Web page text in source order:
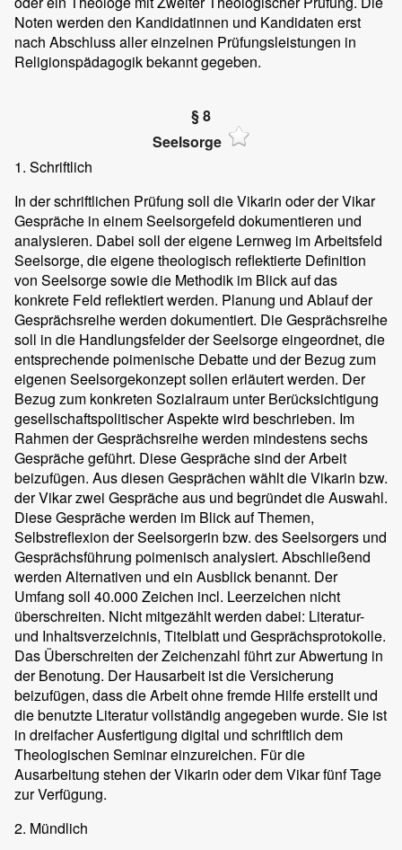
Noten werden den Kandidatinnen und Kandidaten erst
nach Abschluss aller einzelnen Prüfungsleistungen in
Religionspädagogik bekannt gegeben.
§ 8
Seelsorge
1. Schriftlich
In der schriftlichen Prüfung soll die Vikarin oder der Vikar
Gespräche in einem Seelsorgefeld dokumentieren und
analysieren. Dabei soll der eigene Lernweg im Arbeitsfeld
Seelsorge, die eigene theologisch reflektierte Definition
von Seelsorge sowie die Methodik im Blick auf das
konkrete Feld reflektiert werden. Planung und Ablauf der
Gesprächsreihe werden dokumentiert. Die Gesprächsreihe
soll in die Handlungsfelder der Seelsorge eingeordnet, die
entsprechende poimenische Debatte und der Bezug zum
eigenen Seelsorgekonzept sollen erläutert werden. Der
Bezug zum konkreten Sozialraum unter Berücksichtigung
gesellschaftspolitischer Aspekte wird beschrieben. Im
Rahmen der Gesprächsreihe werden mindestens sechs
Gespräche geführt. Diese Gespräche sind der Arbeit
beizufügen. Aus diesen Gesprächen wählt die Vikarin bzw.
der Vikar zwei Gespräche aus und begründet die Auswahl.
Diese Gespräche werden im Blick auf Themen,
Selbstreflexion der Seelsorgerin bzw. des Seelsorgers und
Gesprächsführung poimenisch analysiert. Abschließend
werden Alternativen und ein Ausblick benannt. Der
Umfang soll 40.000 Zeichen incl. Leerzeichen nicht
überschreiten. Nicht mitgezählt werden dabei: Literatur-
und Inhaltsverzeichnis, Titelblatt und Gesprächsprotokolle.
Das Überschreiten der Zeichenzahl führt zur Abwertung in
der Benotung. Der Hausarbeit ist die Versicherung
beizufügen, dass die Arbeit ohne fremde Hilfe erstellt und
die benutzte Literatur vollständig angegeben wurde. Sie ist
in dreifacher Ausfertigung digital und schriftlich dem
Theologischen Seminar einzureichen. Für die
Ausarbeitung stehen der Vikarin oder dem Vikar fünf Tage
zur Verfügung.
2. Mündlich